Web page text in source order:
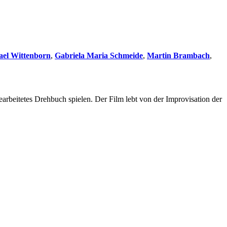
Wittenborn, Gabriela Maria Schmeide, Martin Brambach,
Drehbuch spielen. Der Film lebt von der Improvisation der